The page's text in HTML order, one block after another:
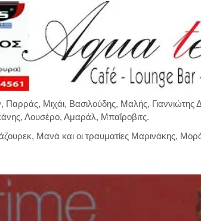
Παρράς, Μιχάι, Βασιλούδης, Μαλής,
Λουσέρο, Αμαράλ, Μπαΐροβιτς.
Μανά και οι τραυματίες Μαρινάκης,